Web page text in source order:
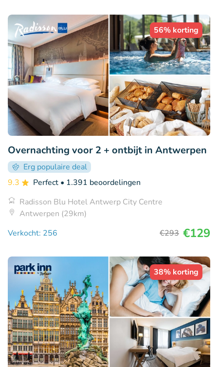
56% korting
Overnachting voor 2 + ontbijt in Antwerpen
Erg populaire deal
9.3
Perfect • 1.391 beoordelingen
Radisson Blu Hotel Antwerp City Centre
Antwerpen (29km)
Verkocht: 256
€293 €129
38% korting